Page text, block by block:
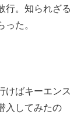
行。知られざる
た。
けばキーエンス
入してみたの